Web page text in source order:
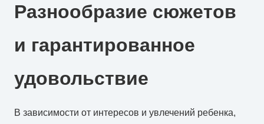
Разнообразие сюжетов
и гарантированное
удовольствие
В зависимости от интересов и увлечений ребенка,